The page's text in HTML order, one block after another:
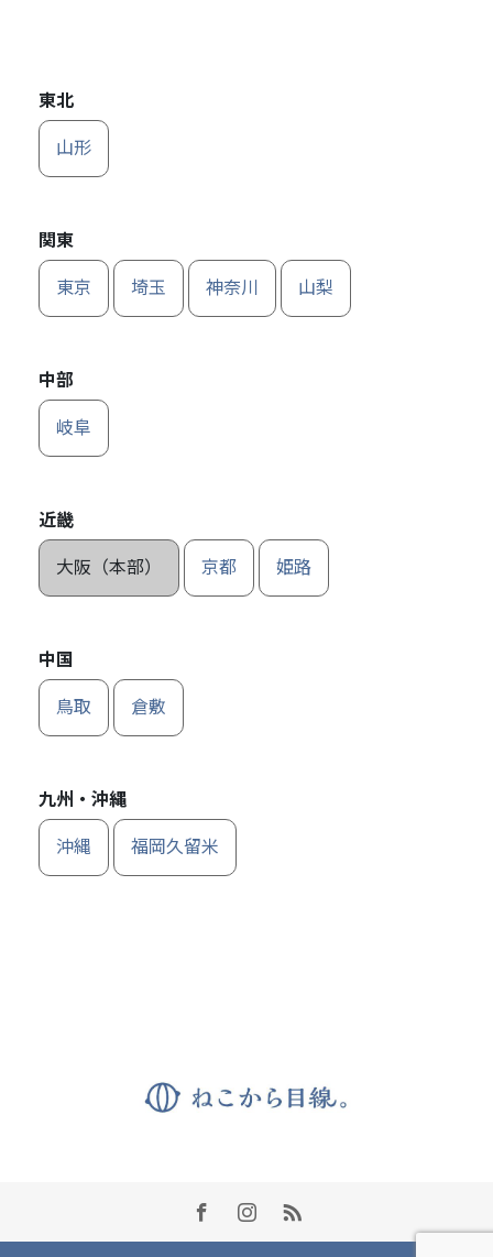
東北
山形
関東
東京 埼玉 神奈川 山梨
中部
岐阜
近畿
大阪（本部） 京都 姫路
中国
鳥取 倉敷
九州・沖縄
沖縄 福岡久留米